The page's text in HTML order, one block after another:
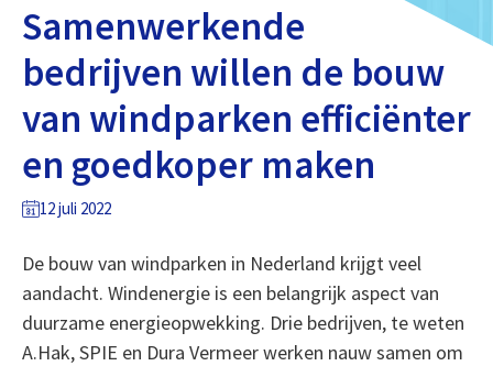
Samenwerkende
bedrijven willen de bouw
van windparken efficiënter
en goedkoper maken
12 juli 2022
De bouw van windparken in Nederland krijgt veel
aandacht. Windenergie is een belangrijk aspect van
duurzame energieopwekking. Drie bedrijven, te weten
A.Hak, SPIE en Dura Vermeer werken nauw samen om